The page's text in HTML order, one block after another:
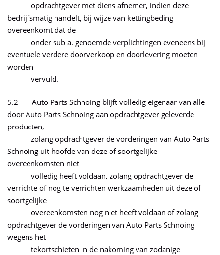
opdrachtgever met diens afnemer, indien deze
bedrijfsmatig handelt, bij wijze van kettingbeding
overeenkomt dat de
onder sub a. genoemde verplichtingen eveneens bij
eventuele verdere doorverkoop en doorlevering moeten
worden
vervuld.
5.2 Auto Parts Schnoing blijft volledig eigenaar van alle
door Auto Parts Schnoing aan opdrachtgever geleverde
producten,
zolang opdrachtgever de vorderingen van Auto Parts
Schnoing uit hoofde van deze of soortgelijke
overeenkomsten niet
volledig heeft voldaan, zolang opdrachtgever de
verrichte of nog te verrichten werkzaamheden uit deze of
soortgelijke
overeenkomsten nog niet heeft voldaan of zolang
opdrachtgever de vorderingen van Auto Parts Schnoing
wegens het
tekortschieten in de nakoming van zodanige